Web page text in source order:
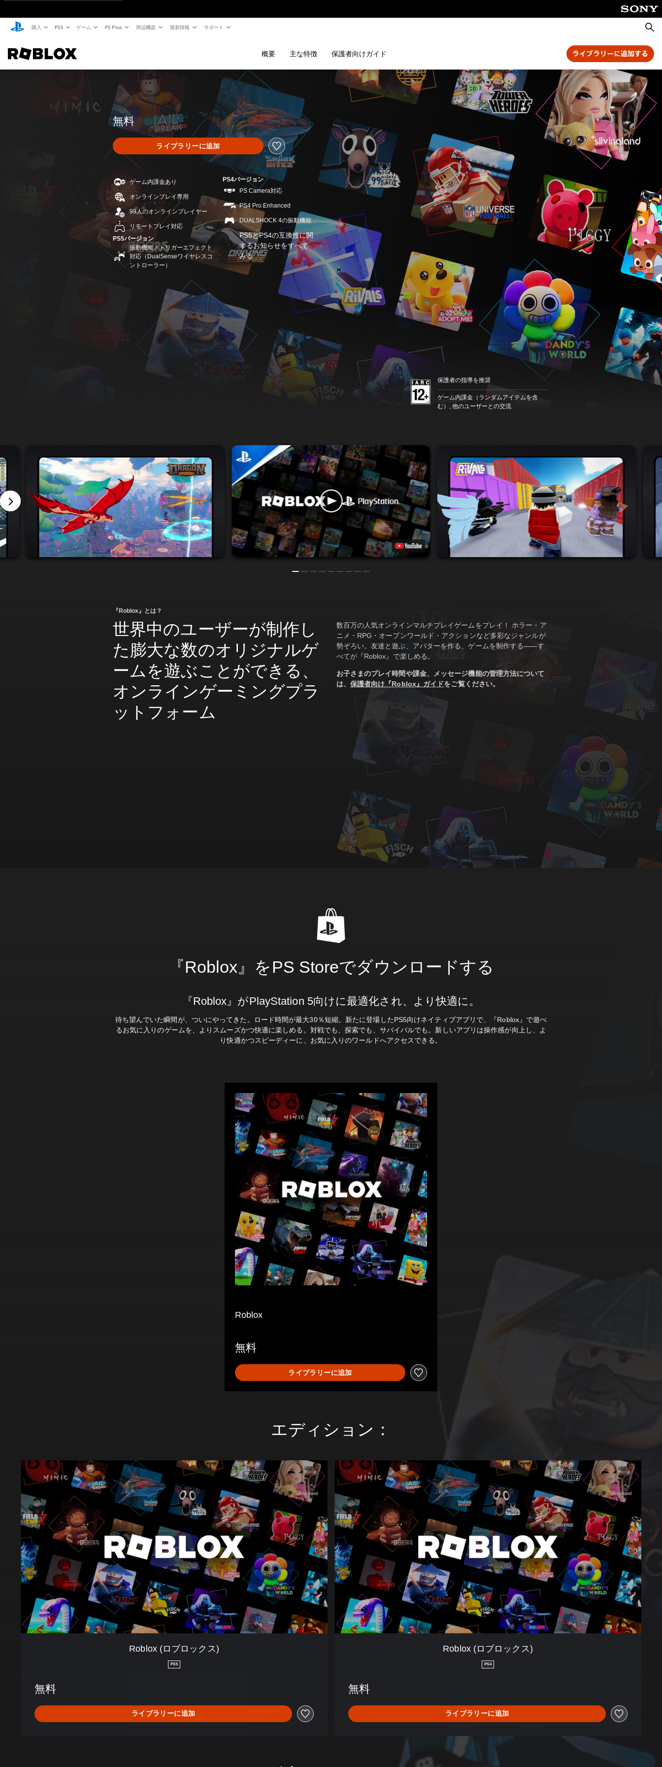
購入 PS5 ゲーム PS Plus 周辺機器 最新情報 サポート
検
索
概要 主な特徴 保護者向けガイド ライブラリーに追加する
無料
ライブラリーに追加
ゲーム内課金あり
オンラインプレイ専用
99人のオンラインプレイヤー
リモートプレイ対応
PS5バージョン
振動機能／トリガーエフェクト
対応（DualSenseワイヤレスコ
ントローラー）
PS4バージョン
PS Camera対応
PS4 Pro Enhanced
DUALSHOCK 4の振動機能
PS5とPS4の互換性に関
するお知らせをすべて
みる
保護者の指導を推奨
ゲーム内課金（ランダムアイテムを含
む）, 他のユーザーとの交流
『Roblox』とは？
世界中のユーザーが制作し
た膨大な数のオリジナルゲ
ームを遊ぶことができる、
オンラインゲーミングプラ
ットフォーム
数百万の人気オンラインマルチプレイゲームをプレイ！ ホラー・ア
ニメ・RPG・オープンワールド・アクションなど多彩なジャンルが
勢ぞろい。友達と遊ぶ、アバターを作る、ゲームを制作する――す
べてが『Roblox』で楽しめる。
お子さまのプレイ時間や課金、メッセージ機能の管理方法について
は、 保護者向け『Roblox』ガイドをご覧ください。
『Roblox』をPS Storeでダウンロードする
『Roblox』がPlayStation 5向けに最適化され、より快適に。
待ち望んでいた瞬間が、ついにやってきた。ロード時間が最大30％短縮。新たに登場したPS5向けネイティブアプリで、『Roblox』で遊べ
るお気に入りのゲームを、よりスムーズかつ快適に楽しめる。対戦でも、探索でも、サバイバルでも。新しいアプリは操作感が向上し、よ
り快適かつスピーディーに、お気に入りのワールドへアクセスできる。
Roblox
無料
ライブラリーに追加
エディション：
R
o
b
l
o
x
(
ロ
ブ
ロ
ッ
ク
Roblox (ロブロックス)
PS5
無料
ライブラリーに追加
R
o
b
l
o
x
(
ロ
ブ
ロ
ッ
ク
Roblox (ロブロックス)
PS4
無料
ライブラリーに追加